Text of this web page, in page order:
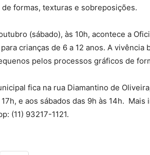
formas, texturas e sobreposições.
(sábado), às 10h, acontece a
crianças de 6 a 12 anos. A
pelos processos gráficos de
fica na rua Diamantino de
17h, e aos sábados das 9h às 14h.
(11) 93217-1121.